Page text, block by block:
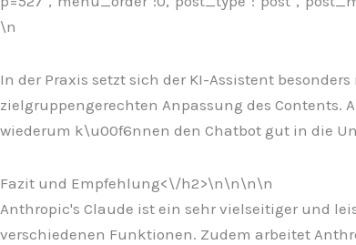
\n
In der Praxis setzt sich der KI-Assistent
zielgruppengerechten Anpassung des
wiederum k\u00f6nnen den Chatbot gut in die
Fazit und Empfehlung<\/h2>\n\n\n\n
Anthropic's Claude ist ein sehr vielseitiger und
verschiedenen Funktionen. Zudem arbeitet